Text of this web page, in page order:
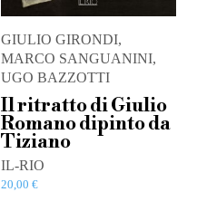
GIULIO GIRONDI,
MARCO SANGUANINI,
UGO BAZZOTTI
Il ritratto di Giulio
Romano dipinto da
Tiziano
IL-RIO
20,00€